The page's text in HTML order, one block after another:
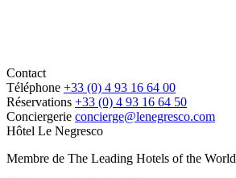
Contact
Téléphone +33 (0) 4 93 16 64 00
Réservations +33 (0) 4 93 16 64 50
Conciergerie concierge@lenegresco.com
Hôtel Le Negresco
Membre de The Leading Hotels of the World